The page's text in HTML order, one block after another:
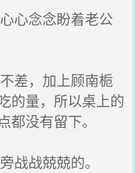
心念念盼着老公
差，加上顾南栀
的量，所以桌上的
没有留下。
战战兢兢的。